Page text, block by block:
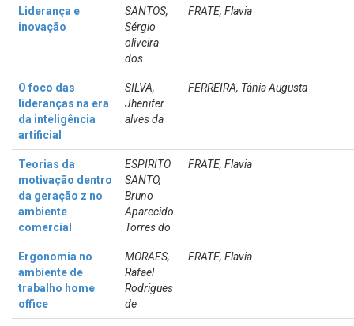
Liderança e
inovação
SANTOS,
Sérgio
oliveira
dos
FRATE, Flavia
O foco das
lideranças na era
da inteligência
artificial
SILVA,
Jhenifer
alves da
FERREIRA, Tânia Augusta
Teorias da
motivação dentro
da geração z no
ambiente
comercial
ESPIRITO
SANTO,
Bruno
Aparecido
Torres do
FRATE, Flavia
Ergonomia no
ambiente de
trabalho home
office
MORAES,
Rafael
Rodrigues
de
FRATE, Flavia